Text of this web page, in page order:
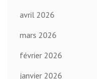
avril 2026
mars 2026
février 2026
janvier 2026